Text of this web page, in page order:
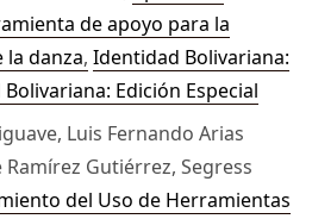
de apoyo para la
la danza, Identidad Bolivariana:
Edición Especial
Luis Fernando Arias
Ramírez Gutiérrez, Segress
del Uso de Herramientas